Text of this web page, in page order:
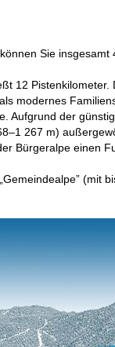
Sie
12
modernes
Aufgrund der
267 m)
Bürgeralpe einen
(mit